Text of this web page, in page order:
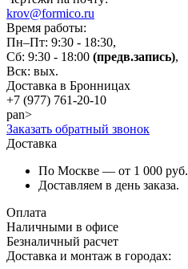
krov@formico.ru
Время работы:
Пн–Пт: 9:30 - 18:30,
Сб: 9:30 - 18:00 (предв.запись),
Вск: вых.
Доставка в Бронницах
+7 (977) 761-20-10
pan>
Заказать обратный звонок
Доставка
По Москве — от 1 000 руб.
Доставляем в день заказа.
Оплата
Наличными в офисе
Безналичный расчет
Доставка и монтаж в городах: